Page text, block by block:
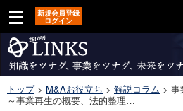
新規会員登録
ログイン
トップ> M&Aお役立ち > 解説コラム > 事
～事業再生の概要、法的整理…